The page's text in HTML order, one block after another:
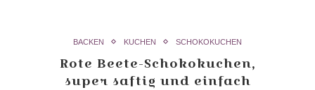
BACKEN KUCHEN SCHOKOKUCHEN
Rote Beete-Schokokuchen,
super saftig und einfach